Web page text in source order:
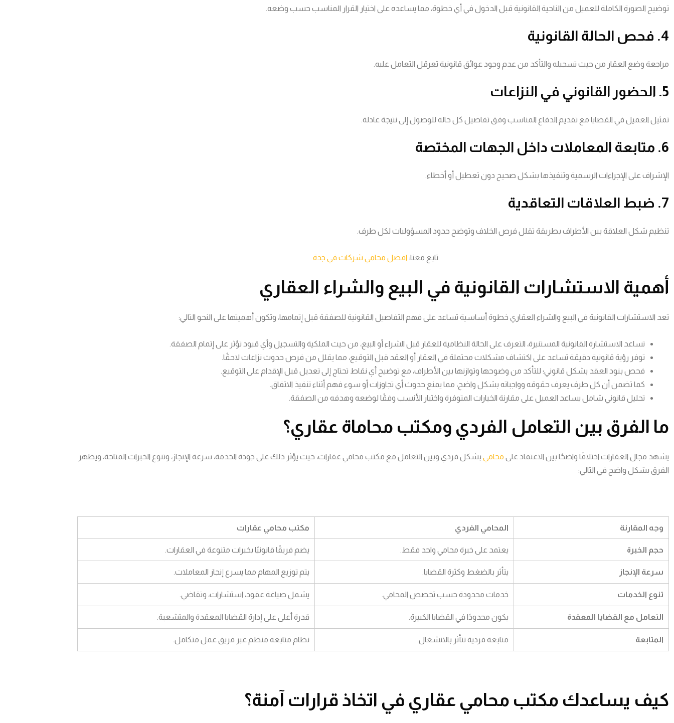
توضيح الصورة الكاملة للعميل من الناحية القانونية قبل الدخول في أي خطوة، مما يساعده على اختيار القرار المناسب حسب وضعه.
4. فحص الحالة القانونية
مراجعة وضع العقار من حيث تسجيله والتأكد من عدم وجود عوائق قانونية تعرقل التعامل عليه.
5. الحضور القانوني في النزاعات
تمثيل العميل في القضايا مع تقديم الدفاع المناسب وفق تفاصيل كل حالة للوصول إلى نتيجة عادلة.
6. متابعة المعاملات داخل الجهات المختصة
الإشراف على الإجراءات الرسمية وتنفيذها بشكل صحيح دون تعطيل أو أخطاء.
7. ضبط العلاقات التعاقدية
تنظيم شكل العلاقة بين الأطراف بطريقة تقلل فرص الخلاف وتوضح حدود المسؤوليات لكل طرف.
تابع معنا: افضل محامي شركات في جدة
أهمية الاستشارات القانونية في البيع والشراء العقاري
تعد الاستشارات القانونية في البيع والشراء العقاري خطوة أساسية تساعد على فهم التفاصيل القانونية للصفقة قبل إتمامها، وتكون أهميتها على النحو التالي:
تساعد الاستشارة القانونية المستنيرة، التعرف على الحالة النظامية للعقار قبل الشراء أو البيع، من حيث الملكية والتسجيل وأي قيود تؤثر على إتمام الصفقة.
توفر رؤية قانونية دقيقة تساعد على اكتشاف مشكلات محتملة في العقار أو العقد قبل التوقيع، مما يقلل من فرص حدوث نزاعات لاحقًا.
فحص بنود العقد بشكل قانوني؛ للتأكد من وضوحها وتوازنها بين الأطراف، مع توضيح أي نقاط تحتاج إلى تعديل قبل الإقدام على التوقيع.
كما تضمن أن كل طرف يعرف حقوقه وواجباته بشكل واضح، مما يمنع حدوث أي تجاوزات أو سوء فهم أثناء تنفيذ الاتفاق.
تحليل قانوني شامل يساعد العميل على مقارنة الخيارات المتوفرة واختيار الأنسب وفقًا لوضعه وهدفه من الصفقة.
ما الفرق بين التعامل الفردي ومكتب محاماة عقاري؟
يشهد مجال العقارات اختلافًا واضحًا بين الاعتماد على محامي بشكل فردي وبين التعامل مع مكتب محامي عقارات، حيث يؤثر ذلك على جودة الخدمة، سرعة الإنجاز، وتنوع الخبرات المتاحة، ويظهر
الفرق بشكل واضح في التالي:
وجه المقارنة المحامي الفردي مكتب محامي عقارات
حجم الخبرة يعتمد على خبرة محامي واحد فقط. يضم فريقًا قانونيًا بخبرات متنوعة في العقارات.
سرعة الإنجاز يتأثر بالضغط وكثرة القضايا. يتم توزيع المهام مما يسرع إنجاز المعاملات.
تنوع الخدمات خدمات محدودة حسب تخصص المحامي. يشمل صياغة عقود، استشارات، وتقاضي.
التعامل مع القضايا المعقدة يكون محدودًا في القضايا الكبيرة. قدرة أعلى على إدارة القضايا المعقدة والمتشعبة.
المتابعة متابعة فردية تتأثر بالانشغال. نظام متابعة منظم عبر فريق عمل متكامل.
كيف يساعدك مكتب محامي عقاري في اتخاذ قرارات آمنة؟